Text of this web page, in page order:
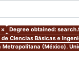
× Degree obtained:
Ciencias Básicas e
(México).